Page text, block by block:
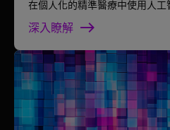
在個人化的精準醫療中使用人工
深入瞭解